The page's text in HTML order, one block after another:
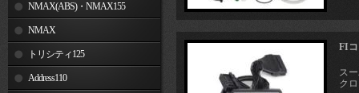
NMAX(ABS)・NMAX155
NMAX
トリシティ125
Address110
FI
ス
ク